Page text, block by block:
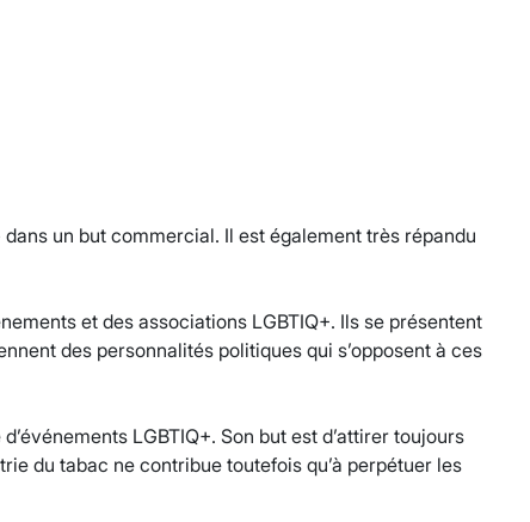
un but commercial. Il est également très répandu
et des associations LGBTIQ+. Ils se présentent
des personnalités politiques qui s’opposent à ces
LGBTIQ+. Son but est d’attirer toujours
du tabac ne contribue toutefois qu’à perpétuer les